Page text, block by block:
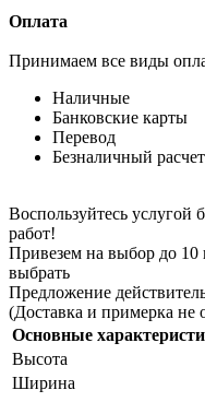
Оплата
Принимаем все виды
Наличные
Банковские карты
Перевод
Безналичный
Воспользуйтесь услугой
работ!
Привезем на выбор до
выбрать
Предложение
(Доставка и примерка не
Основные
Высота
Ширина